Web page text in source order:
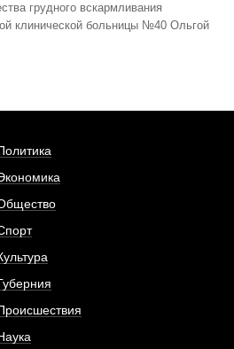
грудного вскармливания
клинической больницы №40 Ольгой